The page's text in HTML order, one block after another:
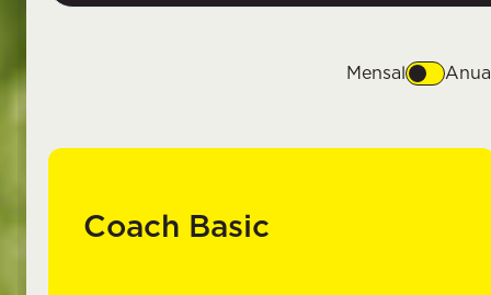
Mensal
Coach Basic